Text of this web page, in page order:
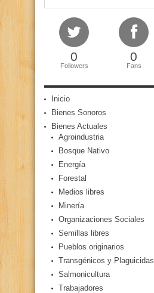
0
Followers
0
Fans
Inicio
Bienes Sonoros
Bienes Actuales
Agroindustria
Bosque Nativo
Energía
Forestal
Medios libres
Minería
Organizaciones Sociales
Semillas libres
Pueblos originarios
Transgénicos y Plaguicidas
Salmonicultura
Trabajadores